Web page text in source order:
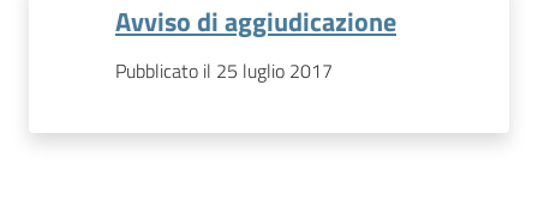
Avviso di aggiudicazione
Pubblicato il 25 luglio 2017